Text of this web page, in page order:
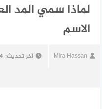
لماذا سمي المد
الاسم
Mira Hassan آخر تحديث: 14